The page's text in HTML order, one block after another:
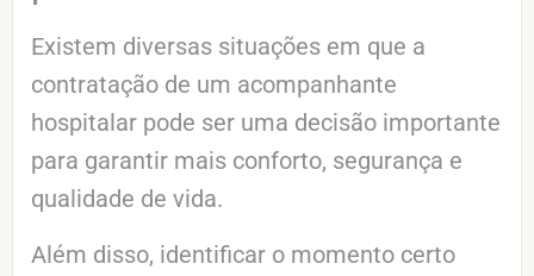
Existem diversas situações em que a
contratação de um acompanhante
hospitalar pode ser uma decisão importante
para garantir mais conforto, segurança e
qualidade de vida.
Além disso, identificar o momento certo